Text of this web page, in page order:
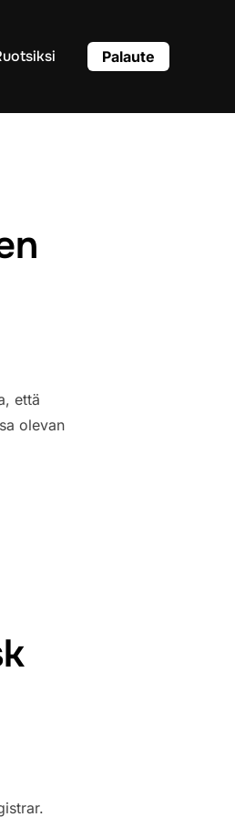
Palaute
että
olevan